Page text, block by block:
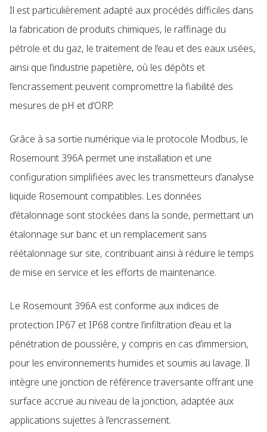
Il est particulièrement adapté aux procédés difficiles dans
la fabrication de produits chimiques, le raffinage du
pétrole et du gaz, le traitement de l’eau et des eaux usées,
ainsi que l’industrie papetière, où les dépôts et
l’encrassement peuvent compromettre la fiabilité des
mesures de pH et d’ORP.
Grâce à sa sortie numérique via le protocole Modbus, le
Rosemount 396A permet une installation et une
configuration simplifiées avec les transmetteurs d’analyse
liquide Rosemount compatibles. Les données
d’étalonnage sont stockées dans la sonde, permettant un
étalonnage sur banc et un remplacement sans
réétalonnage sur site, contribuant ainsi à réduire le temps
de mise en service et les efforts de maintenance.
Le Rosemount 396A est conforme aux indices de
protection IP67 et IP68 contre l’infiltration d’eau et la
pénétration de poussière, y compris en cas d’immersion,
pour les environnements humides et soumis au lavage. Il
intègre une jonction de référence traversante offrant une
surface accrue au niveau de la jonction, adaptée aux
applications sujettes à l’encrassement.